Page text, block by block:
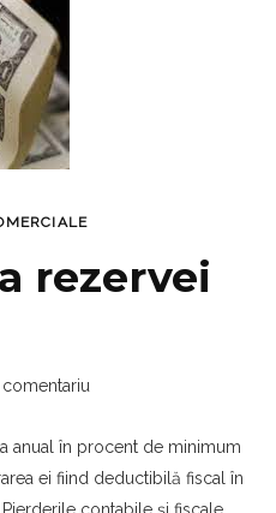
rezervei
comentariu
anual în procent de minimum
ei fiind deductibilă fiscal în